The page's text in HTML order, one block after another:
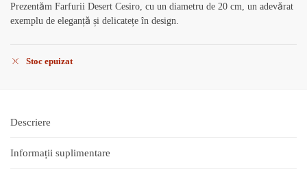
Prezentăm Farfurii Desert Cesiro, cu un diametru de 20 cm, un adevărat
exemplu de eleganță și delicatețe în design.
Stoc epuizat
Descriere
Informații suplimentare